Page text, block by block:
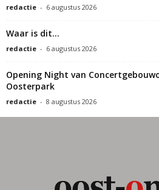
redactie - 6 augustus 2026
Waar is dit…
redactie - 6 augustus 2026
Opening Night van
Oosterpark
redactie - 8 augustus 2026